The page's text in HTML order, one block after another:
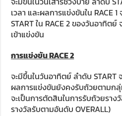
เวลา และผลการแข่งขันใน RACE
START ใน RACE 2 ของวันอาทิต
เข้าแข่งขัน
การแข่งขันRACE 2
จะมีขึ้นในวันอาทิตย์ ลำดับ START
ผลการแข่งขันยังคงรับถ้วยตามก
จะเป็นการตัดสินในการรับถ้วยราง
รางวัลรับตามอันดับ OVERALL)